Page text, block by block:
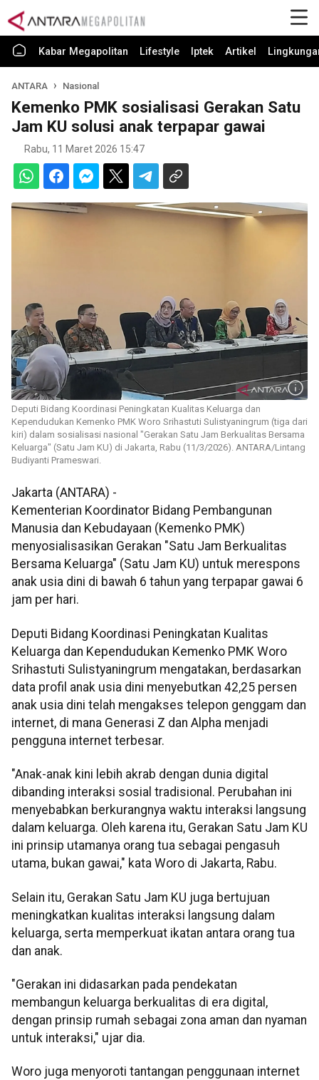
Kabar Megapolitan Lifestyle Iptek Artikel
ANTARA Nasional
Kemenko PMK sosialisasi Gerakan Satu
Jam KU solusi anak terpapar gawai
Rabu, 11 Maret 2026 15:47
Deputi Bidang Koordinasi Peningkatan Kualitas Keluarga dan
Kependudukan Kemenko PMK Woro Srihastuti Sulistyaningrum (tiga dari
kiri) dalam sosialisasi nasional "Gerakan Satu Jam Berkualitas Bersama
Keluarga" (Satu Jam KU) di Jakarta, Rabu (11/3/2026). ANTARA/Lintang
Budiyanti Prameswari.
Jakarta (ANTARA) -
Kementerian Koordinator Bidang Pembangunan
Manusia dan Kebudayaan (Kemenko PMK)
menyosialisasikan Gerakan "Satu Jam Berkualitas
Bersama Keluarga" (Satu Jam KU) untuk merespons
anak usia dini di bawah 6 tahun yang terpapar gawai 6
jam per hari.
Deputi Bidang Koordinasi Peningkatan Kualitas
Keluarga dan Kependudukan Kemenko PMK Woro
Srihastuti Sulistyaningrum mengatakan, berdasarkan
data profil anak usia dini menyebutkan 42,25 persen
anak usia dini telah mengakses telepon genggam dan
internet, di mana Generasi Z dan Alpha menjadi
pengguna internet terbesar.
"Anak-anak kini lebih akrab dengan dunia digital
dibanding interaksi sosial tradisional. Perubahan ini
menyebabkan berkurangnya waktu interaksi langsung
dalam keluarga. Oleh karena itu, Gerakan Satu Jam KU
ini prinsip utamanya orang tua sebagai pengasuh
utama, bukan gawai," kata Woro di Jakarta, Rabu.
Selain itu, Gerakan Satu Jam KU juga bertujuan
meningkatkan kualitas interaksi langsung dalam
keluarga, serta memperkuat ikatan antara orang tua
dan anak.
"Gerakan ini didasarkan pada pendekatan
membangun keluarga berkualitas di era digital,
dengan prinsip rumah sebagai zona aman dan nyaman
untuk interaksi," ujar dia.
Woro juga menyoroti tantangan penggunaan internet